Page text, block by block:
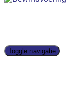
Toggle navigatie